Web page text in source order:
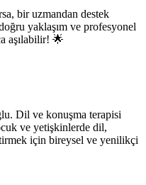
bir uzmandan destek
yaklaşım ve profesyonel
aşılabilir! 🌟
Dil ve konuşma terapisi
ve yetişkinlerde dil,
için bireysel ve yenilikçi